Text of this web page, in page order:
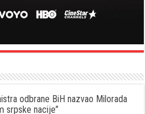
odbrane BiH nazvao Milorada
srpske nacije”